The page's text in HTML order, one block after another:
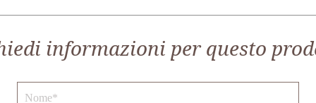
informazioni per questo